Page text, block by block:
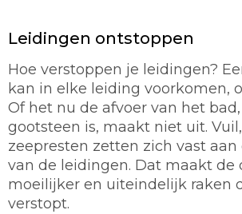
Leidingen ontstoppen
Hoe verstoppen je leidingen?
kan in elke leiding voorkomen,
Of het nu de afvoer van het
gootsteen is, maakt niet uit.
zeepresten zetten zich vast
van de leidingen. Dat maakt de
moeilijker en uiteindelijk raken
verstopt.